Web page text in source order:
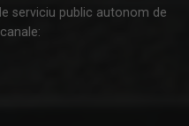
serviciu public autonom de